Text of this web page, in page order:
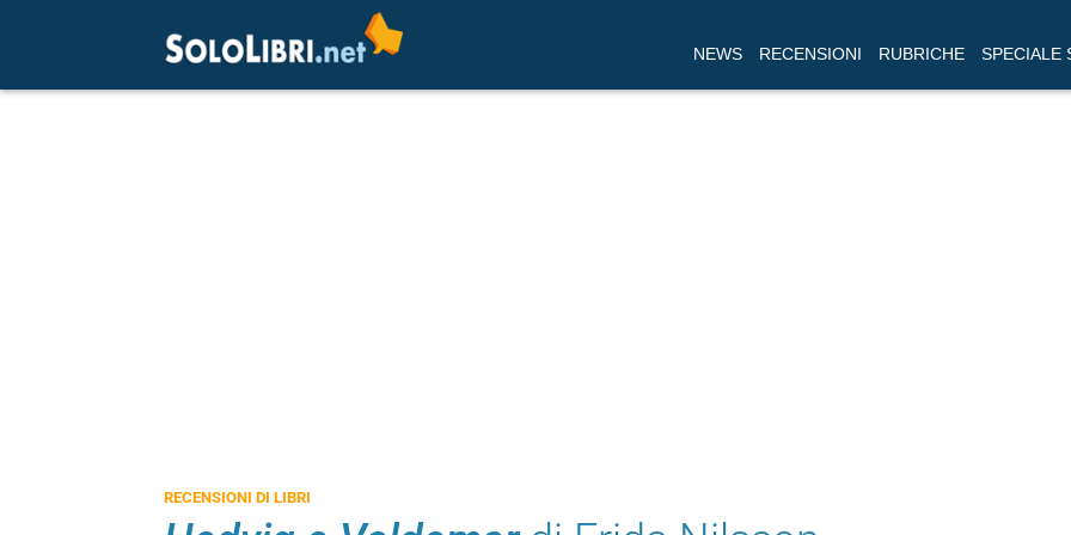
NEWS RECENSIONI RUBRICHE SPECIALE
RECENSIONI DI LIBRI